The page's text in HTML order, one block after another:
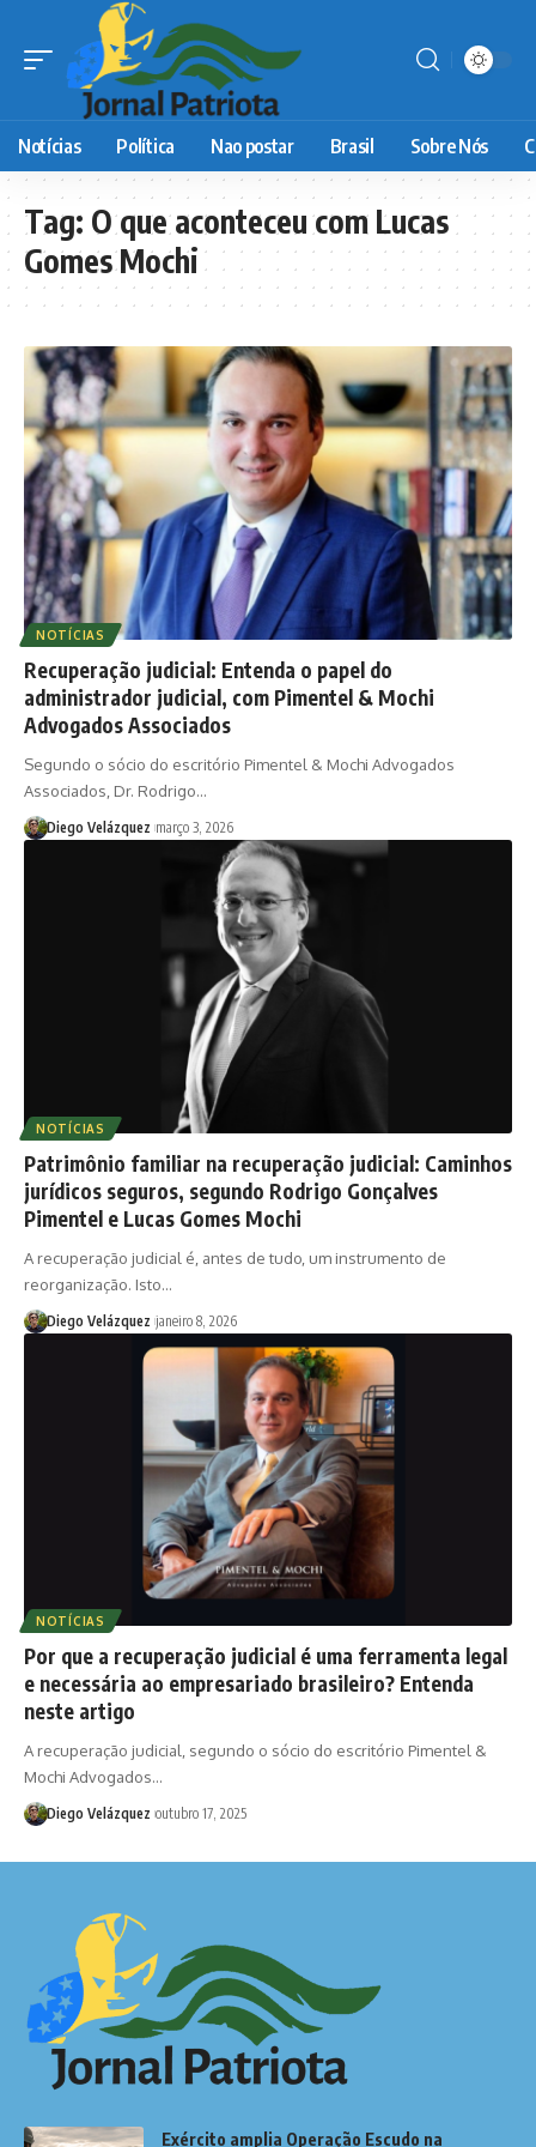
Notícias Política Nao postar Brasil Sobre Nós
Tag: O que aconteceu com Lucas
Gomes Mochi
NOTÍCIAS
Recuperação judicial: Entenda o papel do
administrador judicial, com Pimentel & Mochi
Advogados Associados
Segundo o sócio do escritório Pimentel & Mochi Advogados
Associados, Dr. Rodrigo…
Diego Velázquez março 3, 2026
NOTÍCIAS
Patrimônio familiar na recuperação judicial: Caminhos
jurídicos seguros, segundo Rodrigo Gonçalves
Pimentel e Lucas Gomes Mochi
A recuperação judicial é, antes de tudo, um instrumento de
reorganização. Isto…
Diego Velázquez janeiro 8, 2026
NOTÍCIAS
Por que a recuperação judicial é uma ferramenta legal
e necessária ao empresariado brasileiro? Entenda
neste artigo
A recuperação judicial, segundo o sócio do escritório Pimentel &
Mochi Advogados…
Diego Velázquez outubro 17, 2025
Exército amplia Operação Escudo na